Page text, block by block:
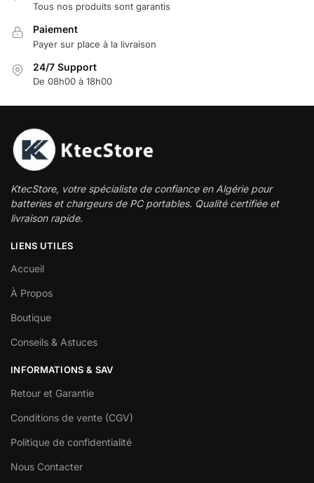
Tous nos produits sont garantis
Paiement
Payer sur place à la livraison
24/7 Support
De 08h00 à 18h00
KtecStore, votre spécialiste de confiance en Algérie pour
batteries et chargeurs de PC portables. Qualité certifiée et
livraison rapide.
LIENS UTILES
Accueil
À Propos
Boutique
Conseils & Astuces
INFORMATIONS & SAV
Retour et Garantie
Conditions de vente (CGV)
Politique de confidentialité
Nous Contacter